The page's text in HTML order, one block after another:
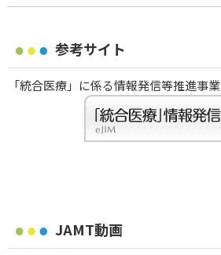
参考サイト
「統合医療」に係る情報発信等推進事業
JAMT動画